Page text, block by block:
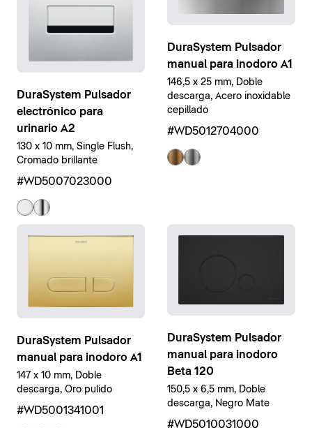
DuraSystem Pulsador
electrónico para
urinario A2
130 x 10 mm, Single Flush,
Cromado brillante
#WD5007023000
DuraSystem Pulsador
manual para inodoro A1
146,5 x 25 mm, Doble
descarga, Acero inoxidable
cepillado
#WD5012704000
DuraSystem Pulsador
manual para inodoro A1
147 x 10 mm, Doble
descarga, Oro pulido
#WD5001341001
DuraSystem Pulsador
manual para inodoro
Beta 120
150,5 x 6,5 mm, Doble
descarga, Negro Mate
#WD5010031000